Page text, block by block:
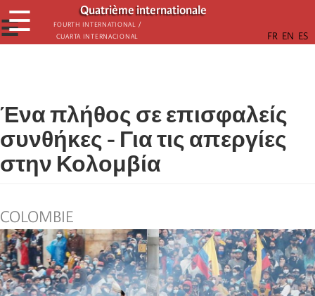
Παράκαμψη
προς
το
Quatrième internationale
Fourth International /
Cuarta Internacional
☰
☰
Ένα πλήθος σε επισφαλείς
συνθήκες - Για τις απεργίες
στην Κολομβία
COLOMBIE